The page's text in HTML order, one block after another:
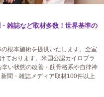
雑誌など取材多数！世界基準の
根本施術を提供いたします。全室
ております。米国公認カイロプラ
い状態の改善・筋骨格系や自律神
聞・雑誌メディア取材100件以上